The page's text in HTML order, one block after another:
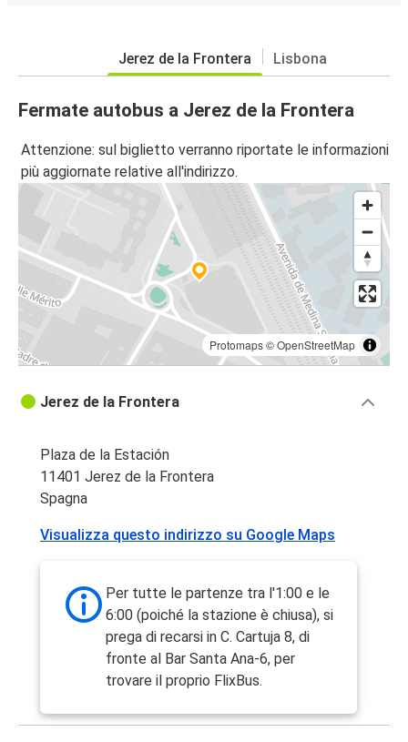
Jerez de la Frontera Lisbona
Fermate autobus a Jerez de la Frontera
Attenzione: sul biglietto verranno riportate le informazioni
più aggiornate relative all'indirizzo.
Protomaps©OpenStreetMap
Jerez de la Frontera
Plaza de la Estación
11401 Jerez de la Frontera
Spagna
Visualizza questo indirizzo su Google Maps
Per tutte le partenze tra l'1:00 e le
6:00 (poiché la stazione è chiusa), si
prega di recarsi in C. Cartuja 8, di
fronte al Bar Santa Ana-6, per
trovare il proprio FlixBus.